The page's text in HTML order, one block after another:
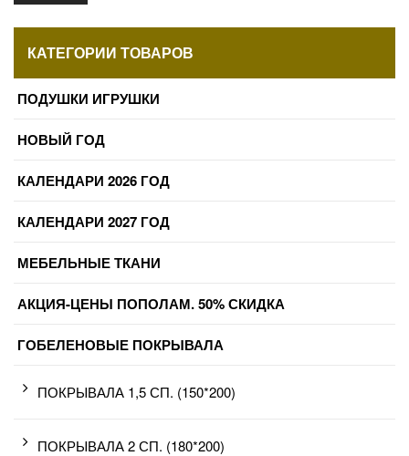
КАТЕГОРИИ ТОВАРОВ
ПОДУШКИ ИГРУШКИ
НОВЫЙ ГОД
КАЛЕНДАРИ 2026 ГОД
КАЛЕНДАРИ 2027 ГОД
МЕБЕЛЬНЫЕ ТКАНИ
АКЦИЯ-ЦЕНЫ ПОПОЛАМ. 50% СКИДКА
ГОБЕЛЕНОВЫЕ ПОКРЫВАЛА
ПОКРЫВАЛА 1,5 СП. (150*200)
ПОКРЫВАЛА 2 СП. (180*200)